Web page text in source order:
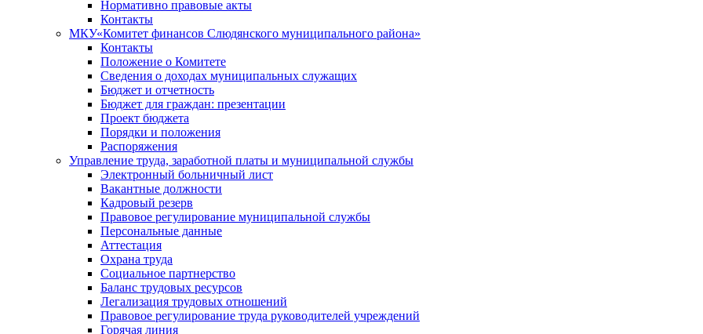
Нормативно правовые акты
Контакты
МКУ«Комитет финансов Слюдянского муниципального района»
Контакты
Положение о Комитете
Сведения о доходах муниципальных служащих
Бюджет и отчетность
Бюджет для граждан: презентации
Проект бюджета
Порядки и положения
Распоряжения
Управление труда, заработной платы и муниципальной службы
Электронный больничный лист
Вакантные должности
Кадровый резерв
Правовое регулирование муниципальной службы
Персональные данные
Аттестация
Охрана труда
Социальное партнерство
Баланс трудовых ресурсов
Легализация трудовых отношений
Правовое регулирование труда руководителей учреждений
Горячая линия